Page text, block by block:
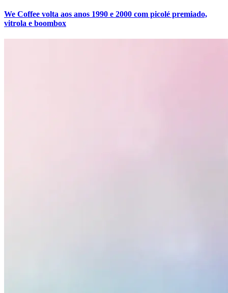
We Coffee volta aos anos 1990 e 2000 com picolé premiado,
vitrola e boombox